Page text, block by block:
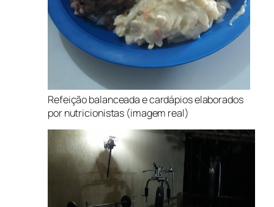
Refeição balanceada e cardápios elaborados
por nutricionistas (imagem real)